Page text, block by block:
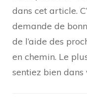
dans cet article.
demande de
de l’aide des
en chemin. Le
sentiez bien dans